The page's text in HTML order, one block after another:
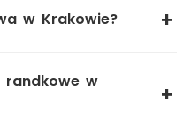
w Krakowie?
randkowe w